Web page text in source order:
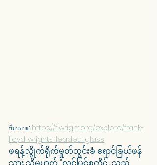
ที่มาภาพ: https://flwright.org/explore/frank-
lloyd-wrights-leaded-glass
ဖရန့်လွိုက်ရိုက်မှုတ်သွင်းခံ ရောင်ခြယ်ဖန်